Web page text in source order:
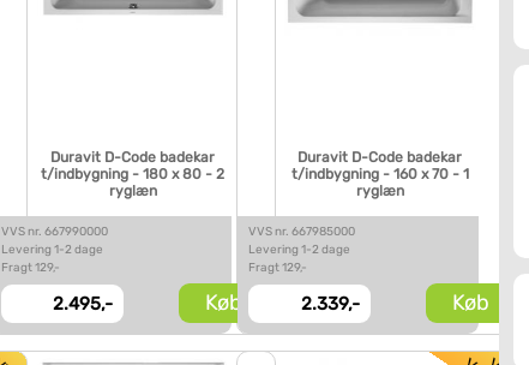
Duravit D-Code badekar
t/indbygning - 180 x 80 - 2
ryglæn
VVS nr. 667990000
Levering 1-2 dage
Fragt 129,-
2.495,- Køb
Duravit D-Code badekar
t/indbygning - 160 x 70 - 1
ryglæn
VVS nr. 667985000
Levering 1-2 dage
Fragt 129,-
2.339,- Køb